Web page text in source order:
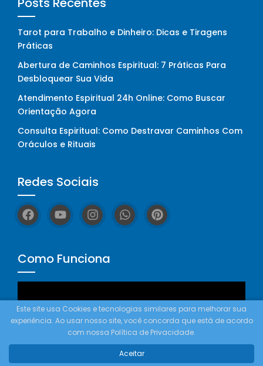
Tarot para Trabalho e Dinheiro: Dicas e Tiragens
Práticas
Abertura de Caminhos Espiritual: 7 Práticas Para
Desbloquear Sua Vida
Atendimento Espiritual 24h Online: Como Buscar
Orientação Agora
Consulta Espiritual: Como Destravar Caminhos Com
Oráculos e Rituais
Redes Sociais
Como Funciona
de
vídeo
Este site usa Cookies e tecnologias similares para melhorar sua
experiência. Ao usar nosso site, você concorda que está de acordo
com nossa Política de Privacidade.
Aceitar